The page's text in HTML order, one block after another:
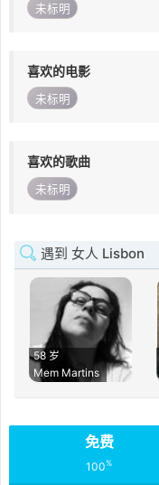
未标明
喜欢的电影
未标明
喜欢的歌曲
未标明
遇到 女人 Lisbon
58 岁
Mem Martins
免费
100%